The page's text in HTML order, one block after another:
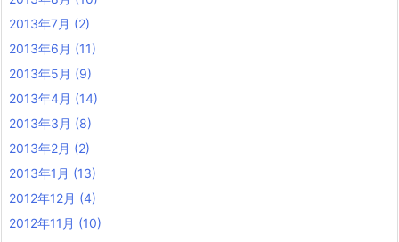
2013年7月 (2)
2013年6月 (11)
2013年5月 (9)
2013年4月 (14)
2013年3月 (8)
2013年2月 (2)
2013年1月 (13)
2012年12月 (4)
2012年11月 (10)